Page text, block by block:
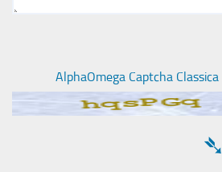
AlphaOmega Captcha
➴